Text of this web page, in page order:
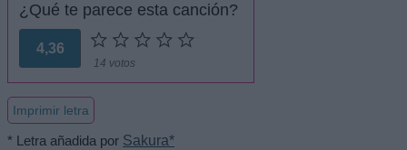
¿Qué te parece esta canción?
4,36
14 votos
Imprimir letra
* Letra añadida por Sakura*